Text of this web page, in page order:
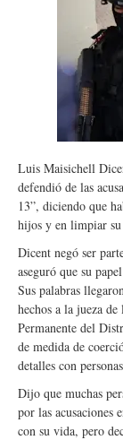
Luis Maisichell
defendió de las
13”, diciendo que
hijos y en limpiar
Dicent negó ser
aseguró que su
Sus palabras
hechos a la jueza
Permanente del
de medida de
detalles con
Dijo que muchas
por las acusaciones
con su vida, pero